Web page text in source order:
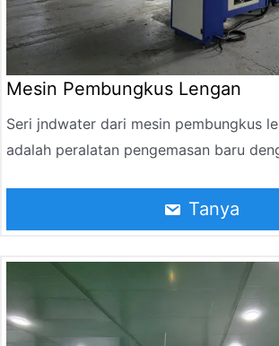
yang ketat dan terpesan. Ini dapat
mesin pendorong ketika kecepatan
Mesin Pembungkus Lengan
Seri jndwater dari mesin pembungkus
adalah peralatan pengemasan baru
diproduksi berdasarkan karakteristik
menyusut saat dipanaskan. Itu dapat
mendorong botol, membungkusnya
akhirnya membentuk kemasan kolektif
pemanasan dan penyusutan,
Tanya